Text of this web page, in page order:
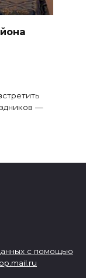
—
с помощью